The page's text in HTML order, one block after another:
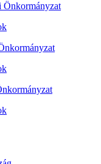
Önkormányzat